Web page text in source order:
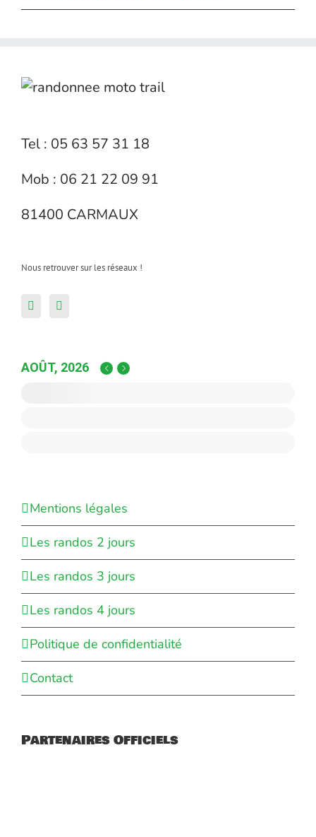
Tel : 05 63 57 31 18
Mob : 06 21 22 09 91
81400 CARMAUX
Nous retrouver sur les réseaux !
AOÛT, 2026
Mentions légales
Les randos 2 jours
Les randos 3 jours
Les randos 4 jours
Politique de confidentialité
Contact
Partenaires Officiels